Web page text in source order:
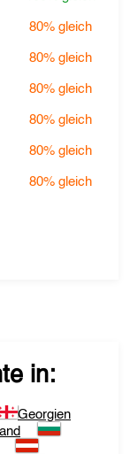
80% gleich
80% gleich
80% gleich
80% gleich
80% gleich
80% gleich
in:
Georgien